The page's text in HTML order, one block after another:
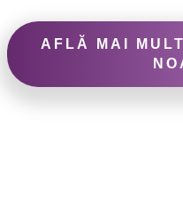
AFLĂ MAI